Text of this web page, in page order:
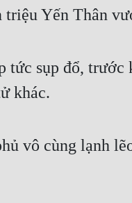
triệu Yến Thân
tức sụp đổ,
khác.
vô cùng lạnh